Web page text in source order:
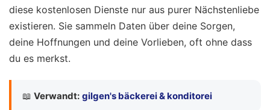
diese kostenlosen Dienste nur aus purer Nächstenliebe
existieren. Sie sammeln Daten über deine Sorgen,
deine Hoffnungen und deine Vorlieben, oft ohne dass
du es merkst.
📖 Verwandt: gilgen's bäckerei & konditorei